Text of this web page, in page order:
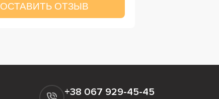
ОСТАВИТЬ ОТЗЫВ
+38 067 929-45-45